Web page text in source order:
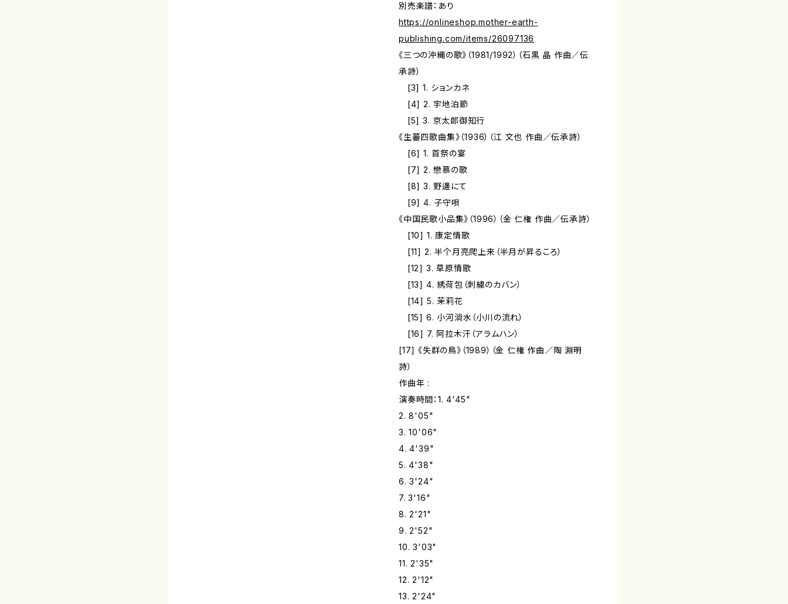
別売楽譜：あり
https://onlineshop.mother-earth-
publishing.com/items/26097136
《三つの沖縄の歌》（1981/1992）（石黒 晶 作曲／伝
承詩）
[3] 1. ションカネ
[4] 2. 宇地泊節
[5] 3. 京太郎御知行
《生蕃四歌曲集》（1936）（江 文也 作曲／伝承詩）
[6] 1. 首祭の宴
[7] 2. 戀慕の歌
[8] 3. 野邊にて
[9] 4. 子守唄
《中国民歌小品集》（1996）（金 仁権 作曲／伝承詩）
[10] 1. 康定情歌
[11] 2. 半个月亮爬上来（半月が昇るころ）
[12] 3. 草原情歌
[13] 4. 綉荷包（刺繍のカバン）
[14] 5. 茉莉花
[15] 6. 小河淌水（小川の流れ）
[16] 7. 阿拉木汗（アラムハン）
[17] 《失群の鳥》（1989）（金 仁権 作曲／陶 淵明
詩）
作曲年 :
演奏時間：1. 4'45"
2. 8'05"
3. 10'06"
4. 4'39"
5. 4'38"
6. 3'24"
7. 3'16"
8. 2'21"
9. 2'52"
10. 3'03"
11. 2'35"
12. 2'12"
13. 2'24"